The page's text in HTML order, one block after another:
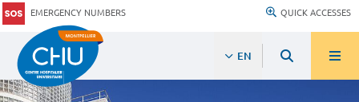
EMERGENCY NUMBERS QUICK ACCESSES
EN